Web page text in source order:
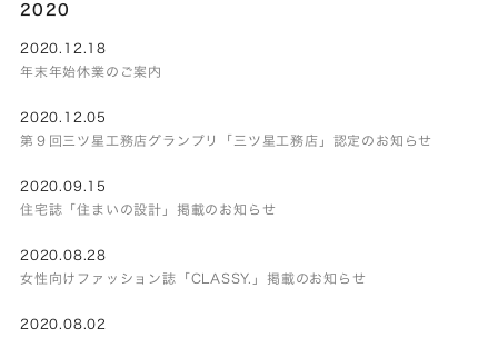
2020
2020.12.18
年末年始休業のご案内
2020.12.05
第９回三ツ星工務店グランプリ「三ツ星工務店」認定のお知らせ
2020.09.15
住宅誌「住まいの設計」掲載のお知らせ
2020.08.28
女性向けファッション誌「CLASSY.」掲載のお知らせ
2020.08.02